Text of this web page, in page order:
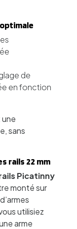
de
en fonction
sans
rails 22 mm
Picatinny
monté sur
utilisiez
arme